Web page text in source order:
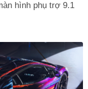
hình phụ trợ 9.1